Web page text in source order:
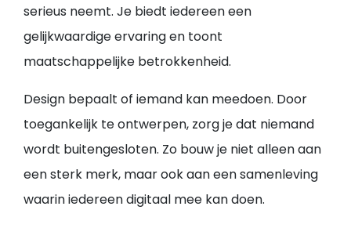
serieus neemt. Je biedt iedereen een
gelijkwaardige ervaring en toont
maatschappelijke betrokkenheid.
Design bepaalt of iemand kan meedoen. Door
toegankelijk te ontwerpen, zorg je dat niemand
wordt buitengesloten. Zo bouw je niet alleen aan
een sterk merk, maar ook aan een samenleving
waarin iedereen digitaal mee kan doen.